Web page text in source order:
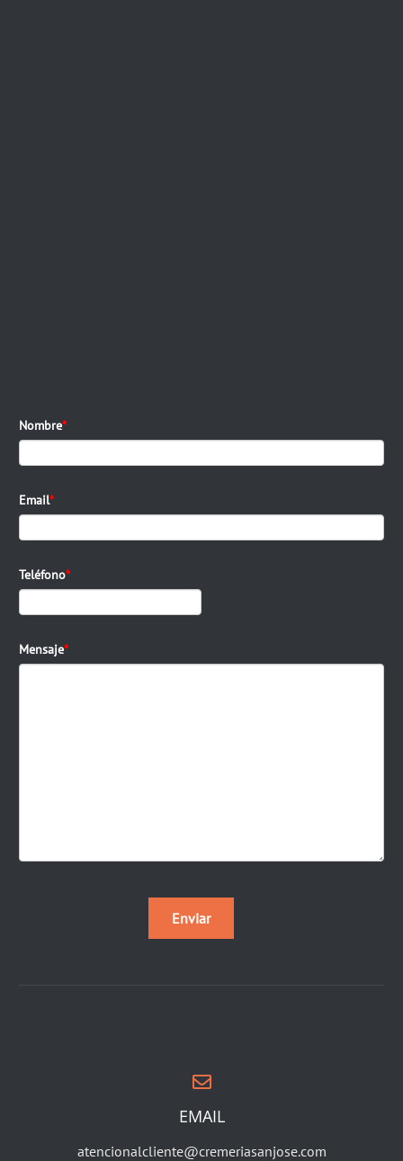
Nombre
Email
Teléfono
Mensaje
EMAIL
atencionalcliente@cremeriasanjose.com